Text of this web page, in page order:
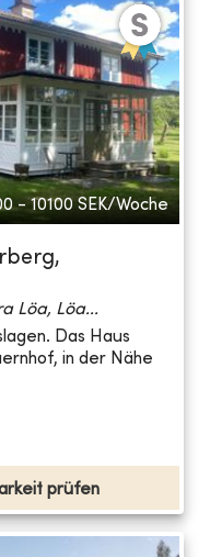
- 10100 SEK/Woche
Löa, Löa...
Das Haus
in der Nähe
prüfen